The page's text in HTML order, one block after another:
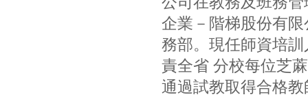
企業－階梯股份有
務部。現任師資培
責全省 分校每位芝
通過試教取得合格